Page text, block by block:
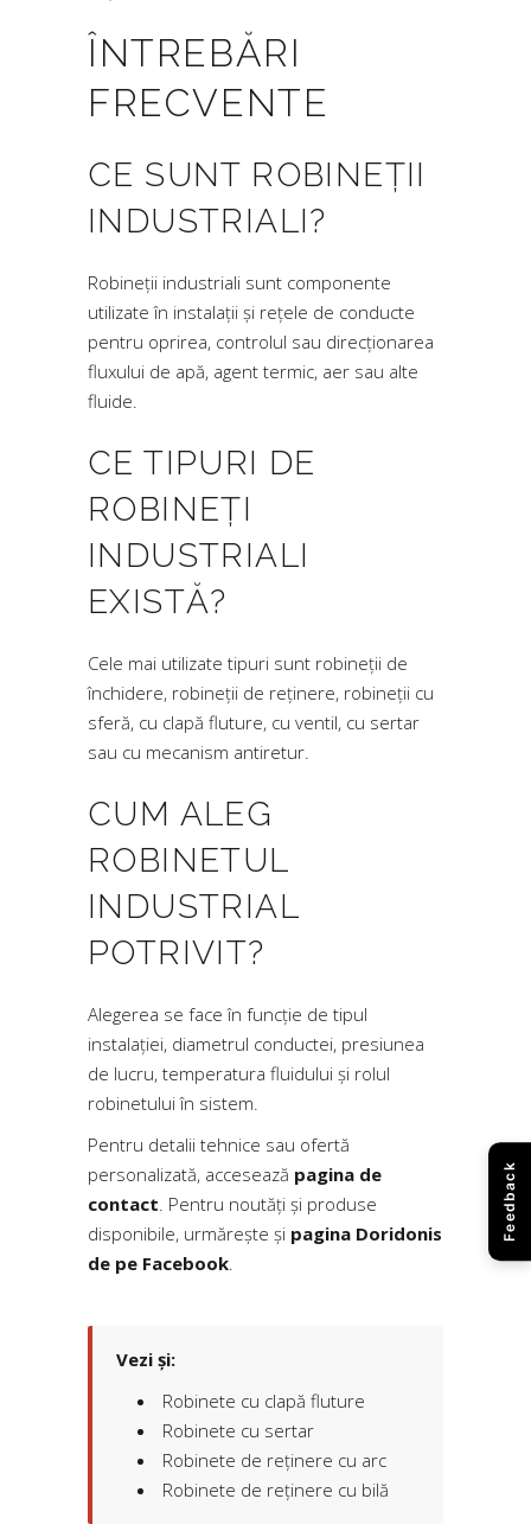
ÎNTREBĂRI
FRECVENTE
CE SUNT ROBINEȚII
INDUSTRIALI?
Robineții industriali sunt componente
utilizate în instalații și rețele de conducte
pentru oprirea, controlul sau direcționarea
fluxului de apă, agent termic, aer sau alte
fluide.
CE TIPURI DE
ROBINEȚI
INDUSTRIALI
EXISTĂ?
Cele mai utilizate tipuri sunt robineții de
închidere, robineții de reținere, robineții cu
sferă, cu clapă fluture, cu ventil, cu sertar
sau cu mecanism antiretur.
CUM ALEG
ROBINETUL
INDUSTRIAL
POTRIVIT?
Alegerea se face în funcție de tipul
instalației, diametrul conductei, presiunea
de lucru, temperatura fluidului și rolul
robinetului în sistem.
Pentru detalii tehnice sau ofertă
personalizată, accesează pagina de
contact. Pentru noutăți și produse
disponibile, urmărește și pagina Doridonis
de pe Facebook.
Vezi și:
Robinete cu clapă fluture
Robinete cu sertar
Robinete de reținere cu arc
Robinete de reținere cu bilă
Feedback